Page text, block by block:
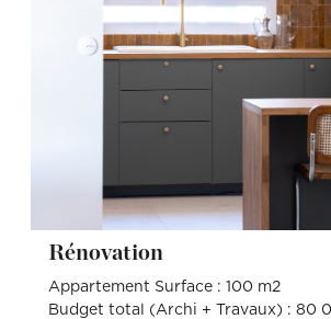
Rénovation
Appartement Surface : 100 m2
Budget total (Archi + Travaux) : 80